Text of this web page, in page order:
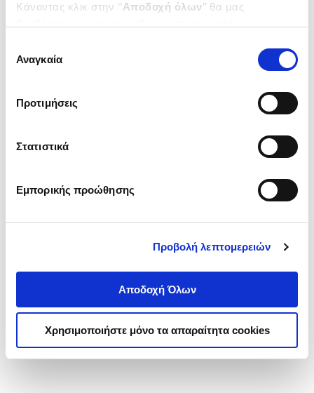
Κάνοντας κλικ στην ‘’Αποδοχή όλων’’ θα μας
ενδιαφέρουν και να επιλέξετε από τα παρακάτω με την
΄΄και να ενημερωθείτε σχετικά με
συγκατάθεσης
Αναγκαία
Προτιμήσεις
Στατιστικά
Εμπορικής προώθησης
Προβολή λεπτομερειών
Αποδοχή Όλων
Χρησιμοποιήστε μόνο τα απαραίτητα cookies